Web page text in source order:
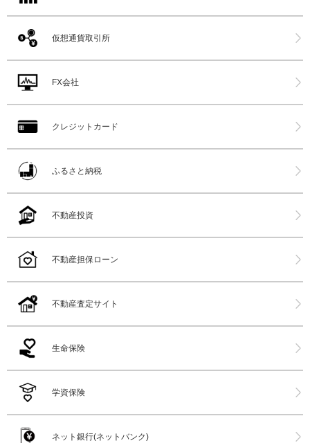
仮想通貨取引所
FX会社
クレジットカード
ふるさと納税
不動産投資
不動産担保ローン
不動産査定サイト
生命保険
学資保険
ネット銀行(ネットバンク)